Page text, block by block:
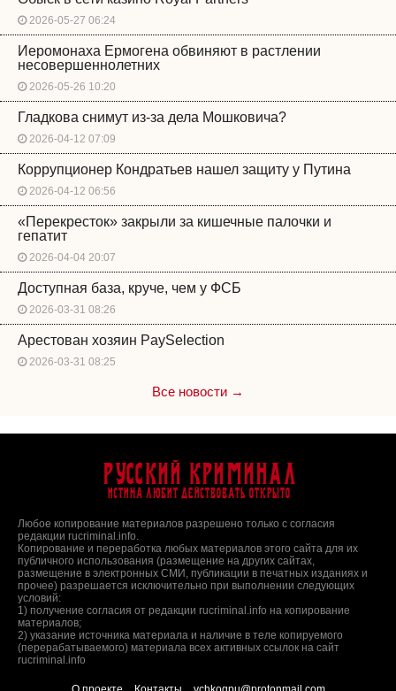
2026-05-27 06:24
Иеромонаха Ермогена обвиняют в растлении
несовершеннолетних
2026-05-26 10:20
Гладкова снимут из-за дела Мошковича?
2026-04-12 07:09
Коррупционер Кондратьев нашел защиту у Путина
2026-04-12 06:56
«Перекресток» закрыли за кишечные палочки и
гепатит
2026-04-04 20:07
Доступная база, круче, чем у ФСБ
2026-03-31 08:26
Арестован хозяин PaySelection
2026-03-31 08:25
Все новости →
Русский Криминал
Истина любит действовать открыто
Любое копирование материалов разрешено только с согласия
редакции rucriminal.info.
Копирование и переработка любых материалов этого сайта для их
публичного использования (размещение на других сайтах,
размещение в электронных СМИ, публикации в печатных изданиях и
прочее) разрешается исключительно при выполнении следующих
условий:
1) получение согласия от редакции rucriminal.info на копирование
материалов;
2) указание источника материала и наличие в теле копируемого
(перерабатываемого) материала всех активных ссылок на сайт
rucriminal.info